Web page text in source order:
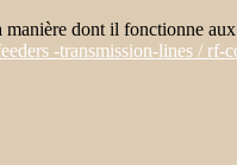
dont il fonctionne
-transmission-lines / rf-